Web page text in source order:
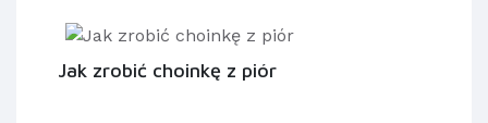
Jak zrobić choinkę z piór